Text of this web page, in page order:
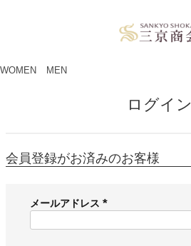
WOMEN MEN
ログイン
会員登録がお済みのお客様
メールアドレス
必